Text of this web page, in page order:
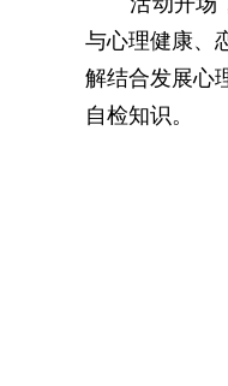
与心理健康、
解结合发展心
自检知识。